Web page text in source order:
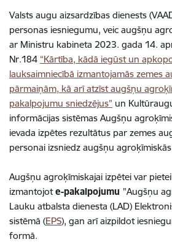
Valsts augu aizsardzības dienests
personas iesniegumu, veic augšņu
ar Ministru kabineta 2023. gada 14.
Nr.184 “Kārtība, kādā iegūst un
lauksaimniecībā izmantojamās zemes
pārmaiņām, kā arī atzīst augšņu
pakalpojumu sniedzējus” un
informācijas sistēmas Augšņu
ievada izpētes rezultātus par zemes
personai izsniedz augšņu
Augšņu agroķīmiskajai izpētei var
izmantojote-pakalpojumu "Augšņu
Lauku atbalsta dienesta (LAD)
sistēmā (EPS), gan arī aizpildot
formā.